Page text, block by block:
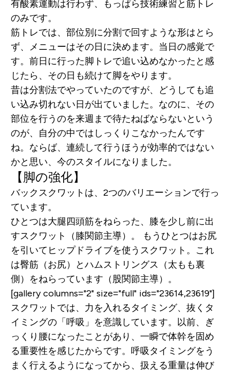
有酸素運動は行わず、もっぱら技術練習と筋トレ
のみです。
筋トレでは、部位別に分割で回すような形はとら
ず、メニューはその日に決めます。当日の感覚で
す。前日に行った脚トレで追い込めなかったと感
じたら、その日も続けて脚をやります。
昔は分割法でやっていたのですが、どうしても追
い込み切れない日が出ていました。なのに、その
部位を行うのを来週まで待たねばならないという
のが、自分の中ではしっくりこなかったんです
ね。ならば、連続して行うほうが効率的ではない
かと思い、今のスタイルになりました。
【脚の強化】
バックスクワットは、2つのバリエーションで行っ
ています。
ひとつは大腿四頭筋をねらった、膝を少し前に出
すスクワット（膝関節主導）。
もうひとつはお尻
を引いてヒップドライブを使うスクワット。これ
は臀筋（お尻）とハムストリングス（太もも裏
側）をねらっています（股関節主導）。
[gallery columns="2" size="full" ids="23614,23619"]
スクワットでは、力を入れるタイミング、抜くタ
イミングの「呼吸」を意識しています。以前、ぎ
っくり腰になったことがあり、一瞬で体幹を固め
る重要性を感じたからです。呼吸タイミングをう
まく行えるようになってから、扱える重量は伸び